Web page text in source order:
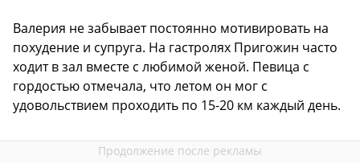
Валерия не забывает постоянно мотивировать на
похудение и супруга. На гастролях Пригожин часто
ходит в зал вместе с любимой женой. Певица с
гордостью отмечала, что летом он мог с
удовольствием проходить по 15-20 км каждый день.